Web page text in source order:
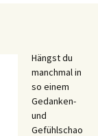
Hängst du
manchmal in
so einem
Gedanken-
und
Gefühlschao